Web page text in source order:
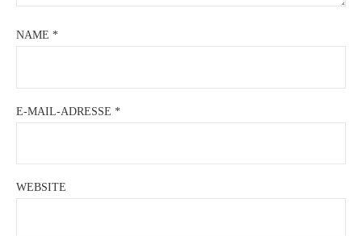
NAME *
E-MAIL-ADRESSE *
WEBSITE